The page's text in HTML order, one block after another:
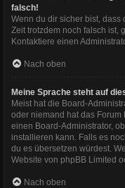
falsch!
Wenn du dir sicher bist,
Zeit trotzdem noch falsch ist,
Kontaktiere einen
Nach oben
Meine Sprache steht auf
Meist hat die Board-
oder niemand hat das Forum
einen Board-Administrator,
installieren kann. Falls es
du es übersetzen würdest.
Website von phpBB Limited
Nach oben